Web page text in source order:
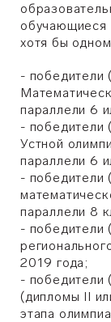
обучающиеся
хотя бы
- победители
параллели 6
- победители
Устной
параллели 6
- победители
параллели 8
- победители
2019 года;
- победители
(дипломы II
этапа